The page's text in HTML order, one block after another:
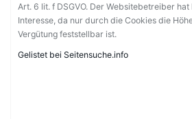
Art. 6 lit. f DSGVO. Der Websitebetreiber
Interesse, da nur durch die Cookies die
Vergütung feststellbar ist.
Gelistet bei Seitensuche.info